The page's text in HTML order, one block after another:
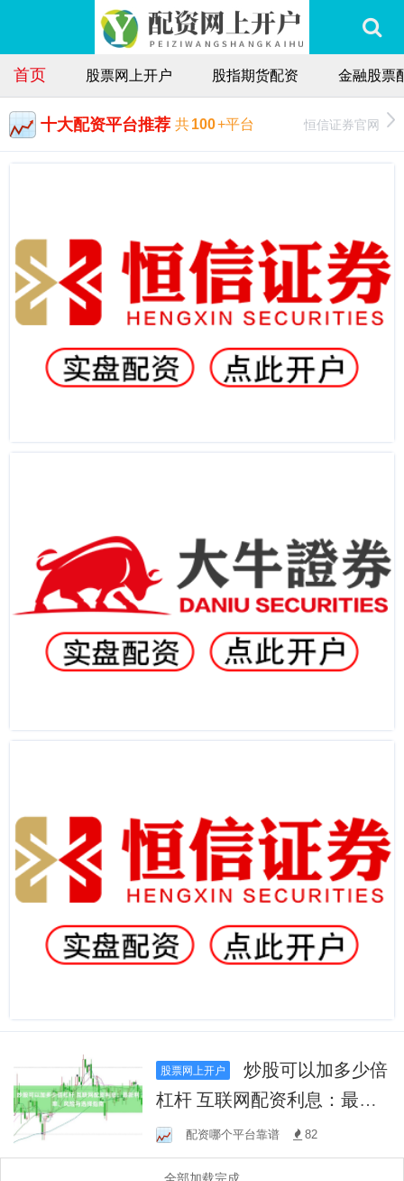
首页 股票网上开户 股指期货配资 金融股票
十大配资平台推荐 共100+平台 恒信证券官网
股票网上开户
炒股可以加多少倍
杠杆 互联网配资利息：最新
利率、风险与选择指南
配资哪个平台靠谱 82
全部加载完成